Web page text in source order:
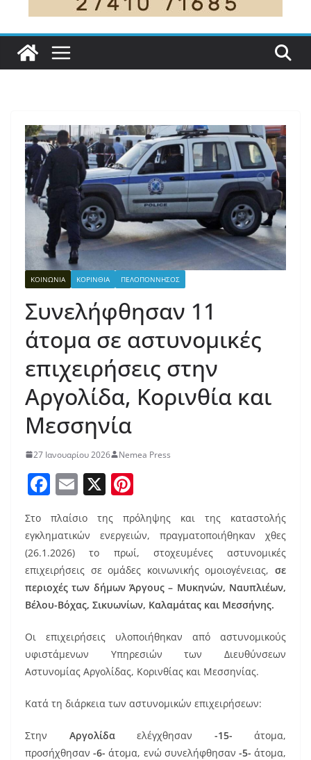
ΚΟΙΝΩΝΙΑ ΚΟΡΙΝΘΙΑ ΠΕΛΟΠΟΝΝΗΣΟΣ
Συνελήφθησαν 11
άτομα σε αστυνομικές
επιχειρήσεις στην
Αργολίδα, Κορινθία και
Μεσσηνία
27 Ιανουαρίου 2026 Nemea Press
F
a
c
e
b
o
o
k
E
ai
X
nt
er
e
st
Στο πλαίσιο της πρόληψης και της καταστολής
εγκληματικών ενεργειών, πραγματοποιήθηκαν χθες
(26.1.2026) το πρωί, στοχευμένες αστυνομικές
επιχειρήσεις σε ομάδες κοινωνικής ομοιογένειας, σε
περιοχές των δήμων Άργους – Μυκηνών, Ναυπλιέων,
Βέλου-Βόχας, Σικυωνίων, Καλαμάτας και Μεσσήνης.
Οι επιχειρήσεις υλοποιήθηκαν από αστυνομικούς
υφιστάμενων Υπηρεσιών των Διευθύνσεων
Αστυνομίας Αργολίδας, Κορινθίας και Μεσσηνίας.
Κατά τη διάρκεια των αστυνομικών επιχειρήσεων:
Στην Αργολίδαελέγχθησαν -15- άτομα,
προσήχθησαν-6- άτομα, ενώ συνελήφθησαν -5- άτομα,